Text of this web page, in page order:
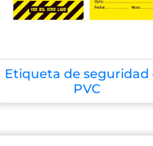
Etiqueta de seguridad
PVC